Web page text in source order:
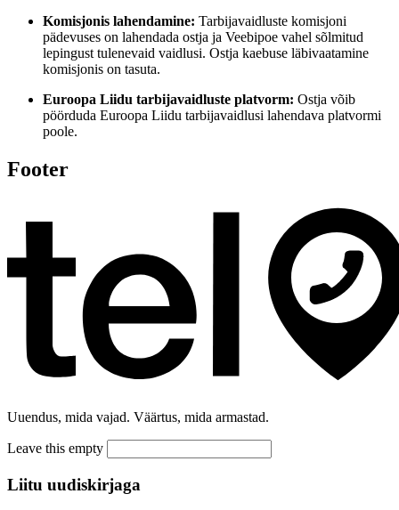
Komisjonis lahendamine: Tarbijavaidluste komisjoni
pädevuses on lahendada ostja ja Veebipoe vahel sõlmitud
lepingust tulenevaid vaidlusi. Ostja kaebuse läbivaatamine
komisjonis on tasuta.
Euroopa Liidu tarbijavaidluste platvorm: Ostja võib
pöörduda Euroopa Liidu tarbijavaidlusi lahendava platvormi
poole.
Footer
Uuendus, mida vajad. Väärtus, mida armastad.
Leave this empty
Liitu uudiskirjaga